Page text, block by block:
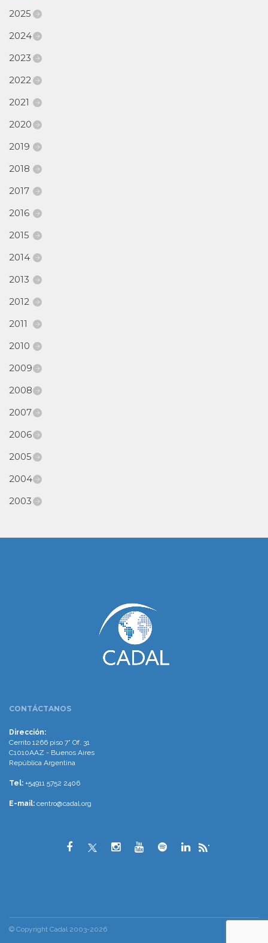
2025
2024
2023
2022
2021
2020
2019
2018
2017
2016
2015
2014
2013
2012
2011
2010
2009
2008
2007
2006
2005
2004
2003
CONTÁCTANOS
Dirección:
Cerrito 1266 piso 7° Of. 31
C1010AAZ - Buenos Aires
República Argentina
Tel: +54911 5752 2406
E-mail: centro@cadal.org
"
© Copyright Cadal 2003-2026